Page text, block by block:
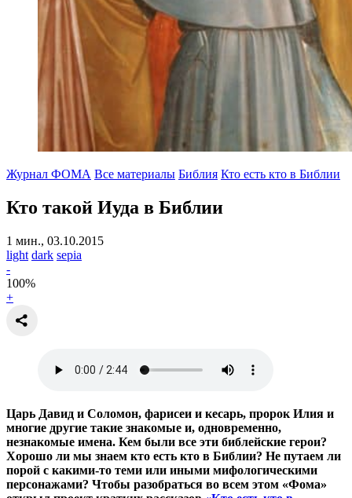
Журнал ФОМА Все материалы Библия Кто есть кто в Библии
Кто такой Иуда в Библии
1 мин., 03.10.2015
light dark sepia
-
100%
+
Царь Давид и Соломон, фарисеи и кесарь, пророк Илия и
многие другие такие знакомые и, одновременно,
незнакомые имена. Кем были все эти библейские герои?
Хорошо ли мы знаем кто есть кто в Библии? Не путаем ли
порой с какими-то теми или иными мифологическими
персонажами? Чтобы разобраться во всем этом «Фома»